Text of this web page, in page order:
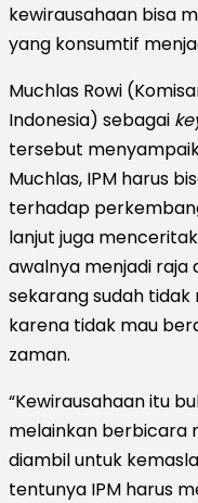
kewirausahaan bisa
yang konsumtif
Muchlas Rowi
Indonesia) sebagai
tersebut
Muchlas, IPM harus
terhadap
lanjut juga
awalnya menjadi
sekarang sudah
karena tidak mau
zaman.
“Kewirausahaan itu
melainkan berbicara
diambil untuk
tentunya IPM harus